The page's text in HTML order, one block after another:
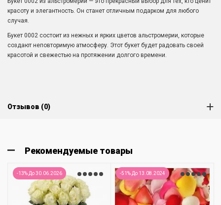
красоту и элегантность. Он станет отличным подарком для любого
случая.
Букет 0002 состоит из нежных и ярких цветов альстромерии, которые
создают неповторимую атмосферу. Этот букет будет радовать своей
красотой и свежестью на протяжении долгого времени.
Отзывов (0)
Рекомендуемые товары
-13% До 30.06.2026 -51% До 13.08.2024